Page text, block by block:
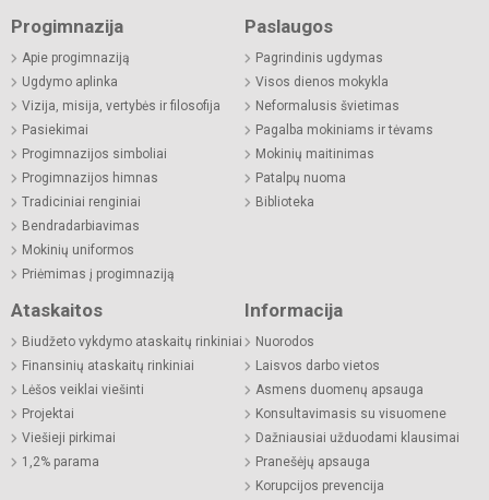
Progimnazija
Apie progimnaziją
Ugdymo aplinka
Vizija, misija, vertybės ir filosofija
Pasiekimai
Progimnazijos simboliai
Progimnazijos himnas
Tradiciniai renginiai
Bendradarbiavimas
Mokinių uniformos
Priėmimas į progimnaziją
Paslaugos
Pagrindinis ugdymas
Visos dienos mokykla
Neformalusis švietimas
Pagalba mokiniams ir tėvams
Mokinių maitinimas
Patalpų nuoma
Biblioteka
Ataskaitos
Biudžeto vykdymo ataskaitų rinkiniai
Finansinių ataskaitų rinkiniai
Lėšos veiklai viešinti
Projektai
Viešieji pirkimai
1,2% parama
Informacija
Nuorodos
Laisvos darbo vietos
Asmens duomenų apsauga
Konsultavimasis su visuomene
Dažniausiai užduodami klausimai
Pranešėjų apsauga
Korupcijos prevencija